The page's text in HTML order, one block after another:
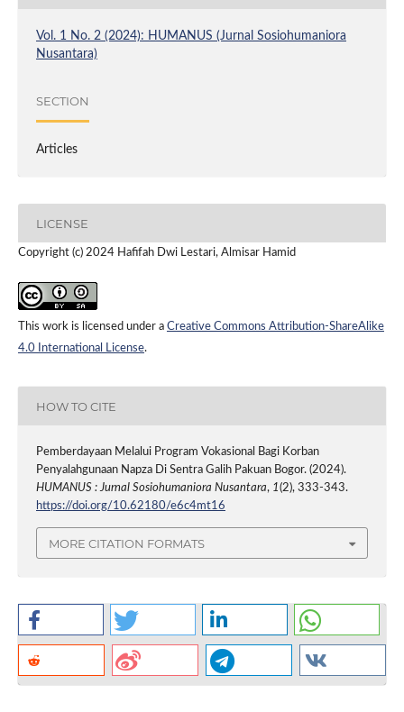
Vol. 1 No. 2 (2024): HUMANUS (Jurnal Sosiohumaniora
Nusantara)
SECTION
Articles
LICENSE
Copyright (c) 2024 Hafifah Dwi Lestari, Almisar Hamid
This work is licensed under a Creative Commons Attribution-ShareAlike
4.0 International License.
HOW TO CITE
Pemberdayaan Melalui Program Vokasional Bagi Korban
Penyalahgunaan Napza Di Sentra Galih Pakuan Bogor. (2024).
HUMANUS : Jurnal Sosiohumaniora Nusantara, 1(2), 333-343.
https://doi.org/10.62180/e6c4mt16
MORE CITATION FORMATS